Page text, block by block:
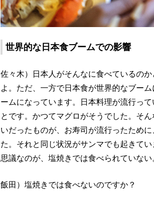
世界的な日本食ブームでの影響
佐々木）日本人がそんなに食べているの
よ。ただ、一方で日本食が世界的なブー
ームになっています。日本料理が流行っ
とです。かつてマグロがそうでした。そ
いだったものが、お寿司が流行ったため
た。それと同じ状況がサンマでも起きて
思議なのが、塩焼きでは食べられていない
飯田）塩焼きでは食べないのですか？